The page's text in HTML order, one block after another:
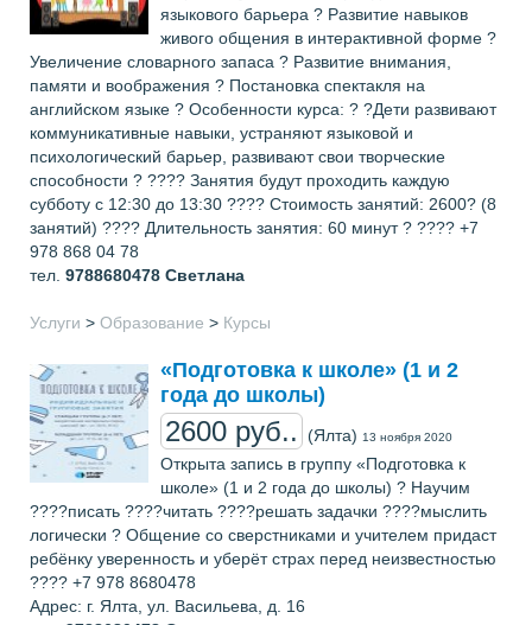
языкового барьера ? Развитие навыков
живого общения в интерактивной форме ?
Увеличение словарного запаса ? Развитие внимания,
памяти и воображения ? Постановка спектакля на
английском языке ? Особенности курса: ? ?Дети развивают
коммуникативные навыки, устраняют языковой и
психологический барьер, развивают свои творческие
способности ? ???? Занятия будут проходить каждую
субботу с 12:30 до 13:30 ???? Стоимость занятий: 2600? (8
занятий) ???? Длительность занятия: 60 минут ? ???? +7
978 868 04 78
тел. 9788680478 Светлана
Услуги > Образование > Курсы
«Подготовка к школе» (1 и 2
года до школы)
2600 руб.. (Ялта) 13 ноября 2020
Открыта запись в группу «Подготовка к
школе» (1 и 2 года до школы) ? Научим
????писать ????читать ????решать задачки ????мыслить
логически ? Общение со сверстниками и учителем придаст
ребёнку уверенность и уберёт страх перед неизвестностью
???? +7 978 8680478
Адрес: г. Ялта, ул. Васильева, д. 16